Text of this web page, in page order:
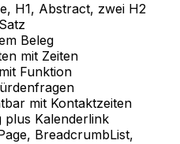
H1, Abstract, zwei H2
Beleg
mit Zeiten
Funktion
mit Kontaktzeiten
plus Kalenderlink
BreadcrumbList,